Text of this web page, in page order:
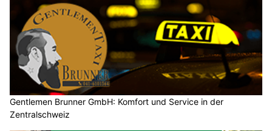
Gentlemen Brunner GmbH: Komfort und Service in der
Zentralschweiz